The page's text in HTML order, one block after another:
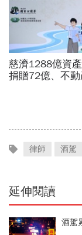
慈濟1288億資
捐贈72億、不
律師 酒駕
延伸閱讀
酒駕